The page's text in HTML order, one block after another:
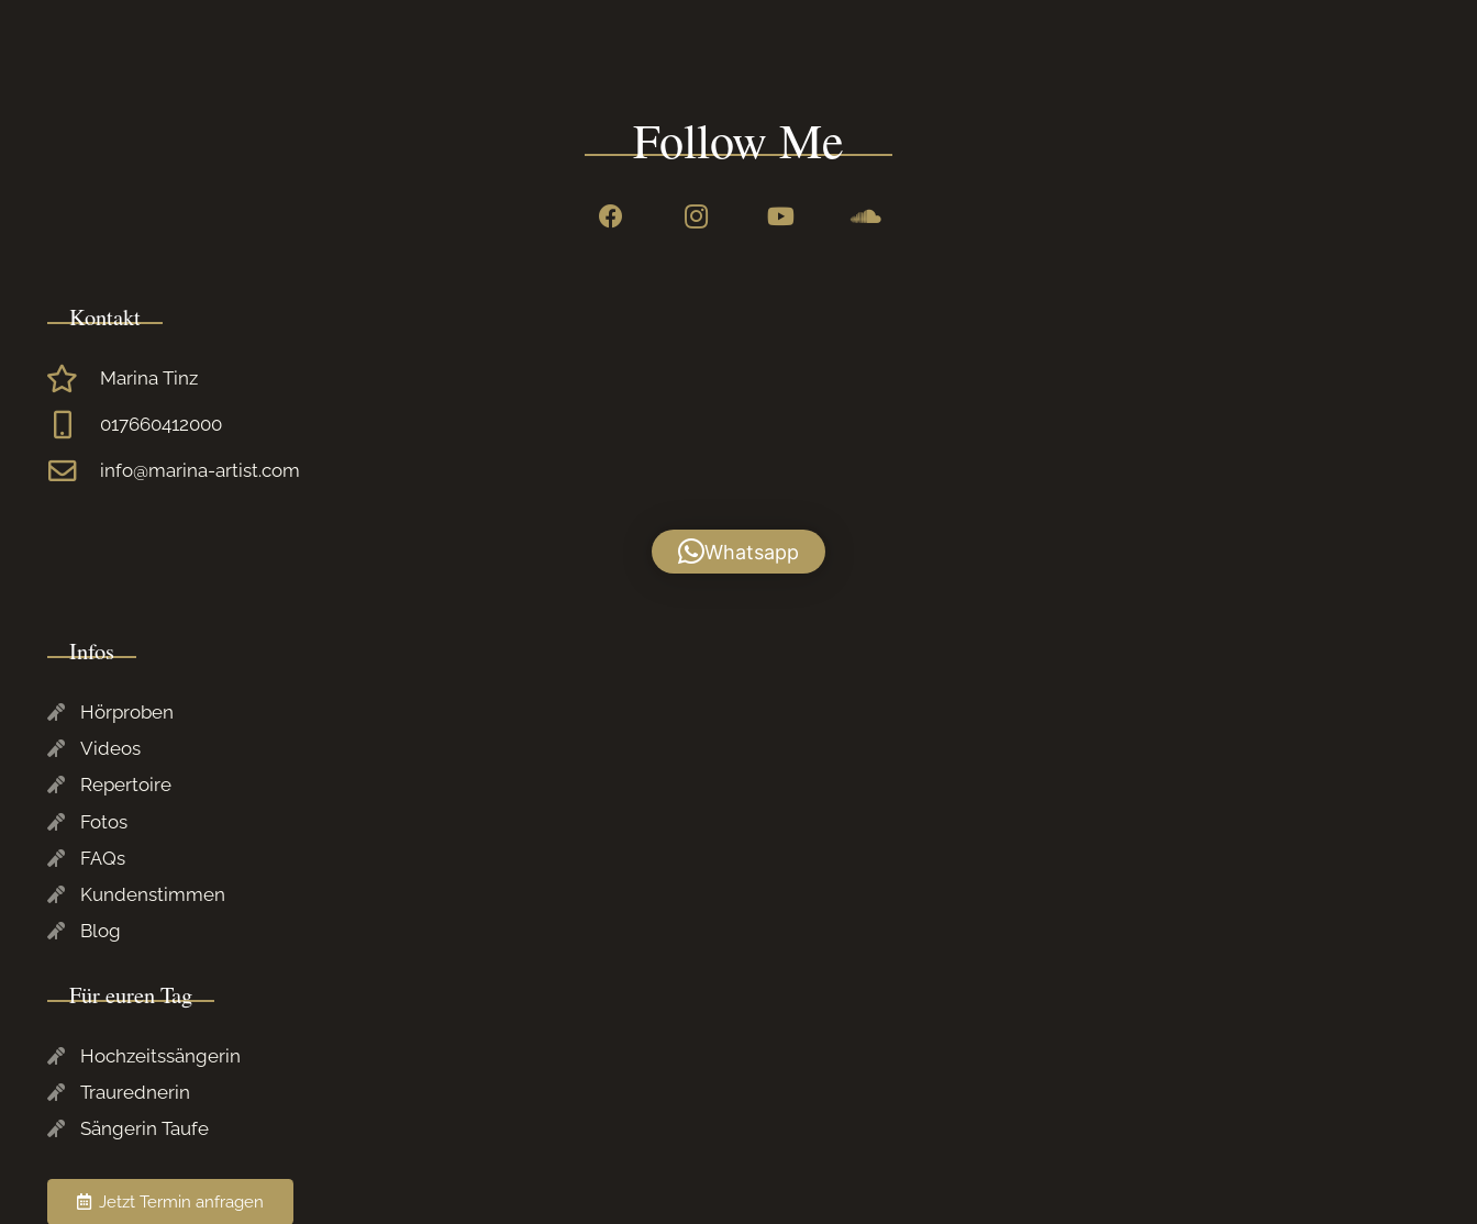
Follow Me
Kontakt
Marina Tinz
017660412000
info@marina-artist.com
Whatsapp
Infos
Hörproben
Videos
Repertoire
Fotos
FAQs
Kundenstimmen
Blog
Für euren Tag
Hochzeitssängerin
Traurednerin
Sängerin Taufe
Jetzt Termin anfragen